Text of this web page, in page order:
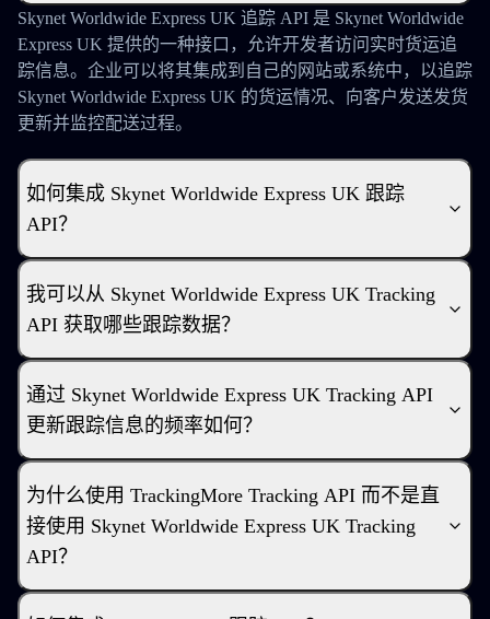
Skynet Worldwide Express UK 追踪 API 是 Skynet Worldwide
Express UK 提供的一种接口，允许开发者访问实时货运追
踪信息。企业可以将其集成到自己的网站或系统中，以追踪
Skynet Worldwide Express UK 的货运情况、向客户发送发货
更新并监控配送过程。
如何集成 Skynet Worldwide Express UK 跟踪
API？
我可以从 Skynet Worldwide Express UK Tracking
API 获取哪些跟踪数据？
通过 Skynet Worldwide Express UK Tracking API
更新跟踪信息的频率如何？
为什么使用 TrackingMore Tracking API 而不是直
接使用 Skynet Worldwide Express UK Tracking
API？